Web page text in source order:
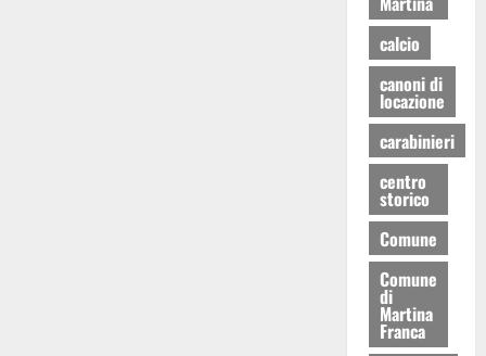
calcio
canoni di
locazione
carabinieri
centro
storico
Comune
Comune
di
Martina
Franca